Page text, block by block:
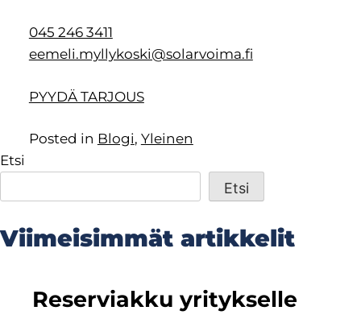
045 246 3411
eemeli.myllykoski@solarvoima.fi
PYYDÄ TARJOUS
Posted in Blogi, Yleinen
Etsi
Etsi
Viimeisimmät artikkelit
Reserviakku yritykselle